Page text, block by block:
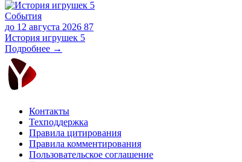
События
до 12 августа 2026 87
История игрушек 5
Подробнее →
Контакты
Техподдержка
Правила цитирования
Правила комментирования
Пользовательское соглашение